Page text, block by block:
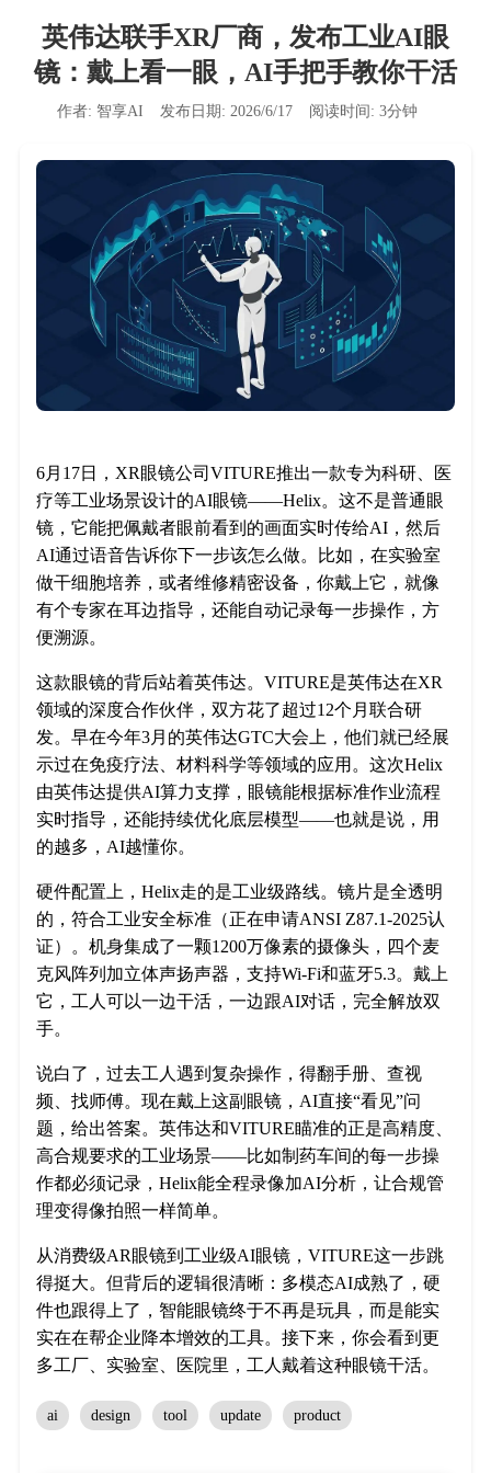
英伟达联手XR厂商，发布工业AI眼
镜：戴上看一眼，AI手把手教你干活
作者: 智享AI 发布日期: 2026/6/17 阅读时间: 3分钟
6月17日，XR眼镜公司VITURE推出一款专为科研、医
疗等工业场景设计的AI眼镜——Helix。这不是普通眼
镜，它能把佩戴者眼前看到的画面实时传给AI，然后
AI通过语音告诉你下一步该怎么做。比如，在实验室
做干细胞培养，或者维修精密设备，你戴上它，就像
有个专家在耳边指导，还能自动记录每一步操作，方
便溯源。
这款眼镜的背后站着英伟达。VITURE是英伟达在XR
领域的深度合作伙伴，双方花了超过12个月联合研
发。早在今年3月的英伟达GTC大会上，他们就已经展
示过在免疫疗法、材料科学等领域的应用。这次Helix
由英伟达提供AI算力支撑，眼镜能根据标准作业流程
实时指导，还能持续优化底层模型——也就是说，用
的越多，AI越懂你。
硬件配置上，Helix走的是工业级路线。镜片是全透明
的，符合工业安全标准（正在申请ANSI Z87.1-2025认
证）。机身集成了一颗1200万像素的摄像头，四个麦
克风阵列加立体声扬声器，支持Wi-Fi和蓝牙5.3。戴上
它，工人可以一边干活，一边跟AI对话，完全解放双
手。
说白了，过去工人遇到复杂操作，得翻手册、查视
频、找师傅。现在戴上这副眼镜，AI直接“看见”问
题，给出答案。英伟达和VITURE瞄准的正是高精度、
高合规要求的工业场景——比如制药车间的每一步操
作都必须记录，Helix能全程录像加AI分析，让合规管
理变得像拍照一样简单。
从消费级AR眼镜到工业级AI眼镜，VITURE这一步跳
得挺大。但背后的逻辑很清晰：多模态AI成熟了，硬
件也跟得上了，智能眼镜终于不再是玩具，而是能实
实在在帮企业降本增效的工具。接下来，你会看到更
多工厂、实验室、医院里，工人戴着这种眼镜干活。
ai design tool update product